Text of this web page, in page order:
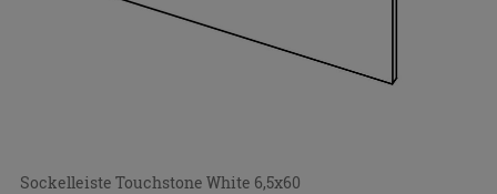
Sockelleiste Touchstone White 6,5x60